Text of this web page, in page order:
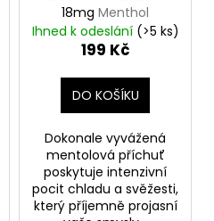
18mg Menthol
Ihned k odeslání (>5 ks)
199 Kč
DO KOŠÍKU
Dokonale vyvážená
mentolová příchuť
poskytuje intenzivní
pocit chladu a svěžesti,
který příjemně projasní